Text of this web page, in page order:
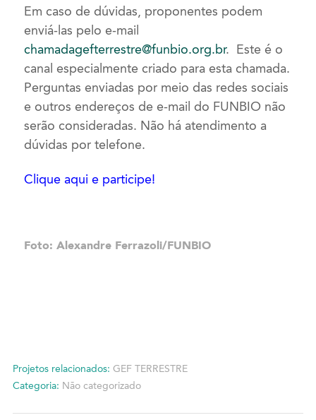
Em caso de dúvidas, proponentes podem
enviá-las pelo e-mail
chamadagefterrestre@funbio.org.br. Este é o
canal especialmente criado para esta chamada.
Perguntas enviadas por meio das redes sociais
e outros endereços de e-mail do FUNBIO não
serão consideradas. Não há atendimento a
dúvidas por telefone.
Clique aqui e participe!
Foto: Alexandre Ferrazoli/FUNBIO
Projetos relacionados: GEF TERRESTRE
Categoria: Não categorizado